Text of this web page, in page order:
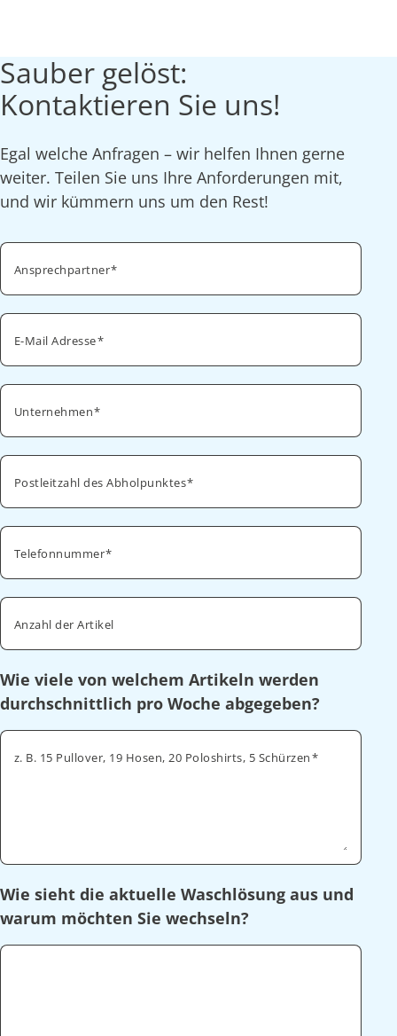
Sauber gelöst:
Kontaktieren Sie uns!
Egal welche Anfragen – wir helfen Ihnen gerne
weiter. Teilen Sie uns Ihre Anforderungen mit,
und wir kümmern uns um den Rest!
Ansprechpartner
E-Mail Adresse
Unternehmen
Postleitzahl des Abholpunktes
Telefonnummer
Anzahl der Artikel
Wie viele von welchem Artikeln werden
durchschnittlich pro Woche abgegeben?
z. B. 15 Pullover, 19 Hosen, 20 Poloshirts, 5 Schürzen
Wie sieht die aktuelle Waschlösung aus und
warum möchten Sie wechseln?